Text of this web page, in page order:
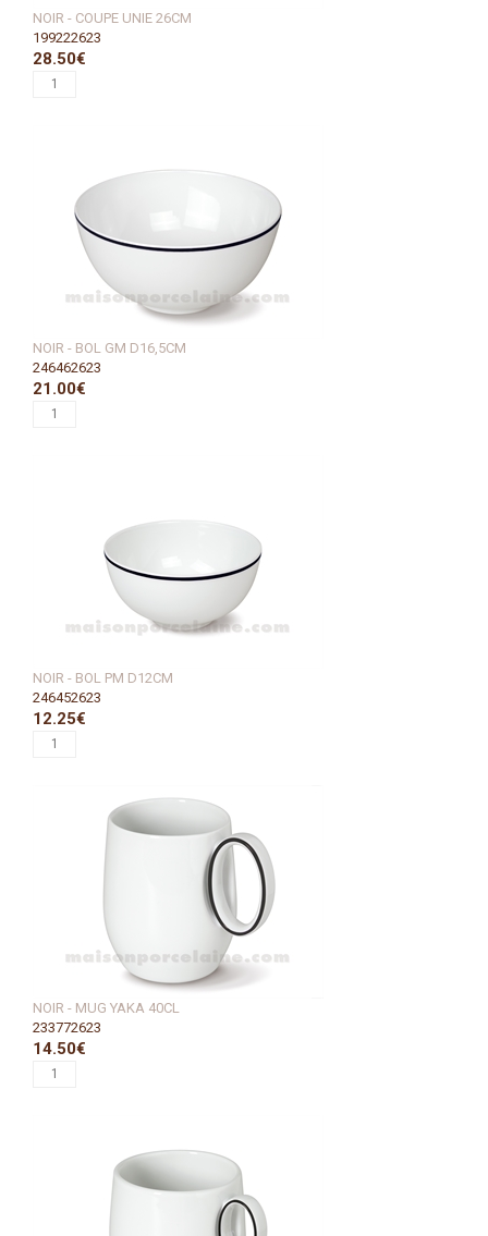
NOIR - COUPE UNIE 26CM
199222623
28.50€
NOIR - BOL GM D16,5CM
246462623
21.00€
NOIR - BOL PM D12CM
246452623
12.25€
NOIR - MUG YAKA 40CL
233772623
14.50€